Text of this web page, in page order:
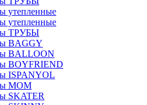
утепленные
утепленные
ТРУБЫ
BAGGY
BALLOON
BOYFRIEND
ISPANYOL
МОМ
SKATER